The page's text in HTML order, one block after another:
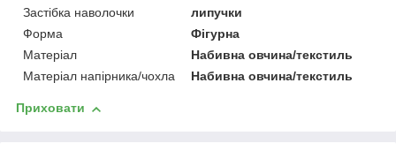
Застібка наволочки
липучки
Форма
Фігурна
Матеріал
Набивна овчина/текстиль
Матеріал напірника/чохла
Набивна овчина/текстиль
Приховати